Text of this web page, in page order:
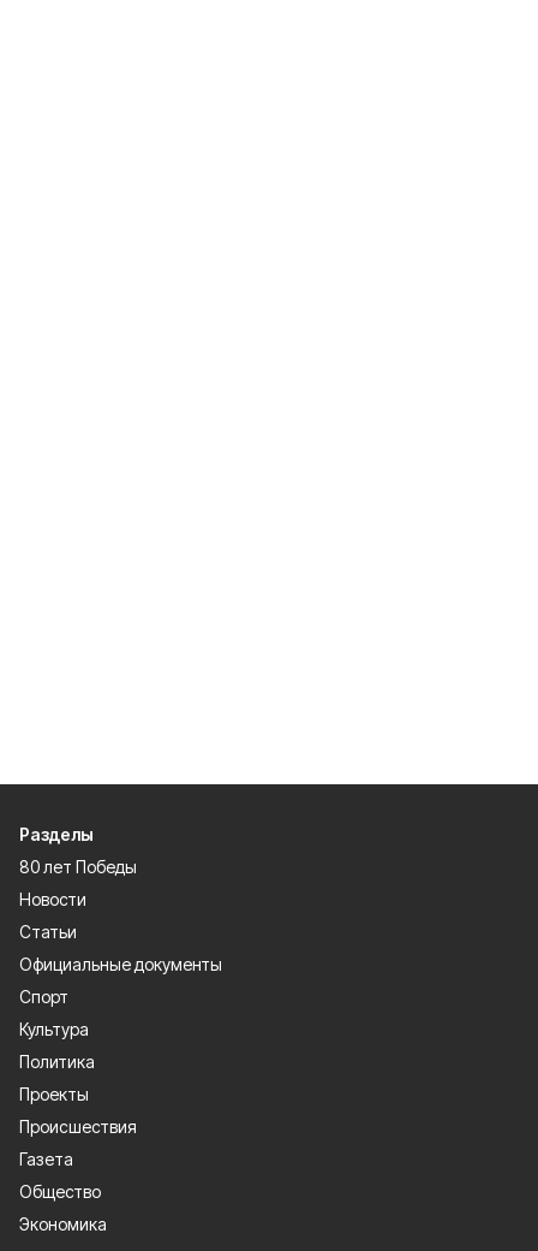
Разделы
80 лет Победы
Новости
Статьи
Официальные документы
Спорт
Культура
Политика
Проекты
Происшествия
Газета
Общество
Экономика